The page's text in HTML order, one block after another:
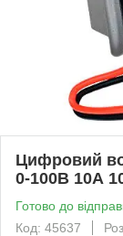
Цифровий
0-100В 10А
Готово до
Код: 45637